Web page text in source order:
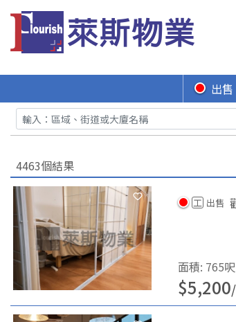
出售
4463個結果
工 出售
面積: 765呎
$5,200/